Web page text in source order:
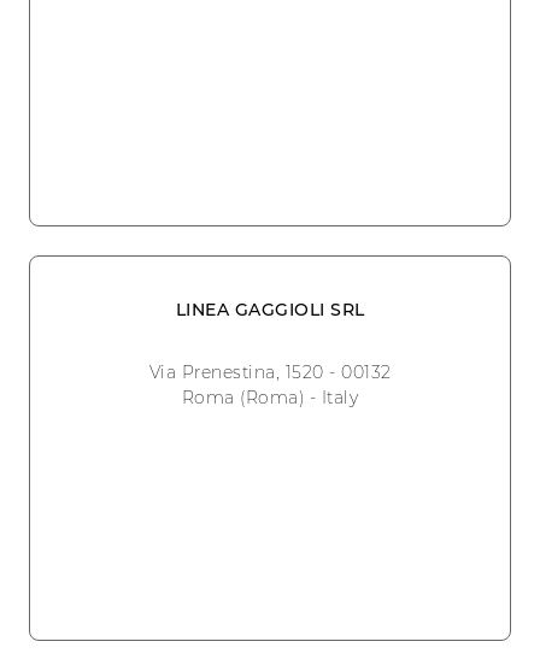
LINEA GAGGIOLI SRL
Via Prenestina, 1520 - 00132
Roma (Roma) - Italy